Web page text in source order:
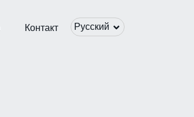
Контакт Русский